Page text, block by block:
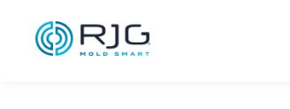
contenido